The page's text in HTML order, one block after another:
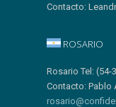
Contacto:
ROSARIO
Rosario Tel: (54-
Contacto: Pablo